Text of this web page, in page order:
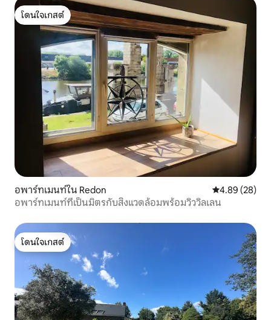
โดนใจเกสต์
โดนใจเกสต์
อพาร์ทเมนท์ใน Redon คะแนนเฉลี่ย
4.89 (28)
อพาร์ทเมนท์ที่เป็นมิตรกับสิ่งแวดล้อมพร้อมวิววิลเลน
โดนใจเกสต์
โดนใจเกสต์